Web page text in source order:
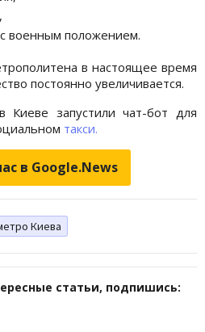
военным положением.
в настоящее время
постоянно увеличивается.
запустили чат-бот для
такси.
в Google.News
Киева
статьи, подпишись: